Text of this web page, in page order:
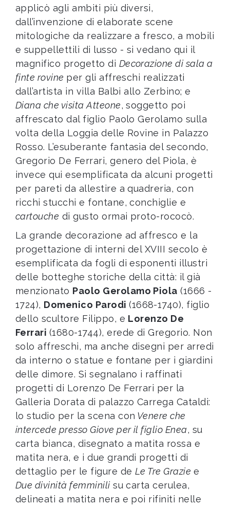
applicò agli ambiti più diversi,
dall’invenzione di elaborate scene
mitologiche da realizzare a fresco, a mobili
e suppellettili di lusso - si vedano qui il
magnifico progetto di Decorazione di sala a
finte rovine per gli affreschi realizzati
dall’artista in villa Balbi allo Zerbino; e
Diana che visita Atteone, soggetto poi
affrescato dal figlio Paolo Gerolamo sulla
volta della Loggia delle Rovine in Palazzo
Rosso. L’esuberante fantasia del secondo,
Gregorio De Ferrari, genero del Piola, è
invece qui esemplificata da alcuni progetti
per pareti da allestire a quadreria, con
ricchi stucchi e fontane, conchiglie e
cartouche di gusto ormai proto-rococò.
La grande decorazione ad affresco e la
progettazione di interni del XVIII secolo è
esemplificata da fogli di esponenti illustri
delle botteghe storiche della città: il già
menzionato Paolo Gerolamo Piola (1666 -
1724), Domenico Parodi(1668-1740), figlio
dello scultore Filippo, e Lorenzo De
Ferrari (1680-1744), erede di Gregorio. Non
solo affreschi, ma anche disegni per arredi
da interno o statue e fontane per i giardini
delle dimore. Si segnalano i raffinati
progetti di Lorenzo De Ferrari per la
Galleria Dorata di palazzo Carrega Cataldi:
lo studio per la scena con Venere che
intercede presso Giove per il figlio Enea, su
carta bianca, disegnato a matita rossa e
matita nera, e i due grandi progetti di
dettaglio per le figure de Le Tre Grazie e
Due divinità femminili su carta cerulea,
delineati a matita nera e poi rifiniti nelle